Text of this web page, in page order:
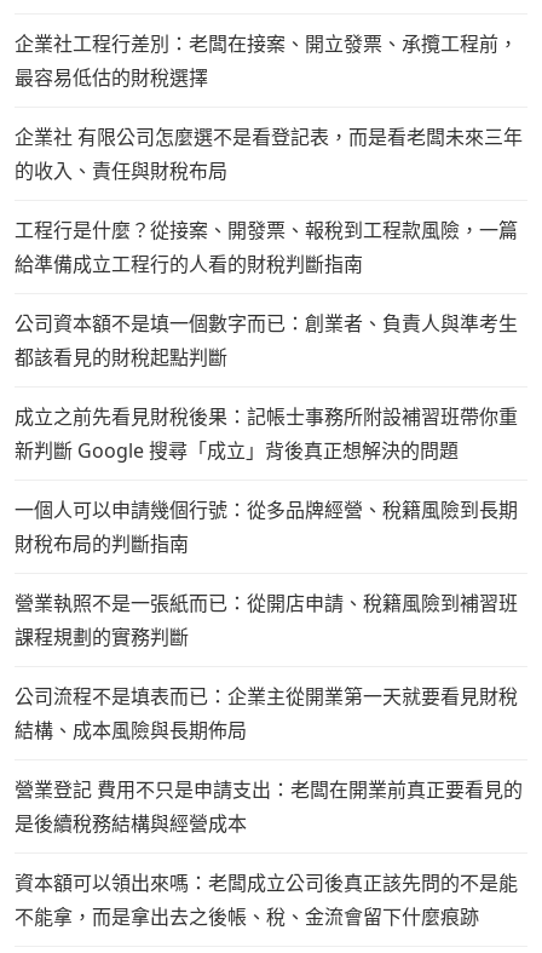
企業社工程行差別：老闆在接案、開立發票、承攬工程前，
最容易低估的財稅選擇
企業社 有限公司怎麼選不是看登記表，而是看老闆未來三年
的收入、責任與財稅布局
工程行是什麼？從接案、開發票、報稅到工程款風險，一篇
給準備成立工程行的人看的財稅判斷指南
公司資本額不是填一個數字而已：創業者、負責人與準考生
都該看見的財稅起點判斷
成立之前先看見財稅後果：記帳士事務所附設補習班帶你重
新判斷 Google 搜尋「成立」背後真正想解決的問題
一個人可以申請幾個行號：從多品牌經營、稅籍風險到長期
財稅布局的判斷指南
營業執照不是一張紙而已：從開店申請、稅籍風險到補習班
課程規劃的實務判斷
公司流程不是填表而已：企業主從開業第一天就要看見財稅
結構、成本風險與長期佈局
營業登記 費用不只是申請支出：老闆在開業前真正要看見的
是後續稅務結構與經營成本
資本額可以領出來嗎：老闆成立公司後真正該先問的不是能
不能拿，而是拿出去之後帳、稅、金流會留下什麼痕跡